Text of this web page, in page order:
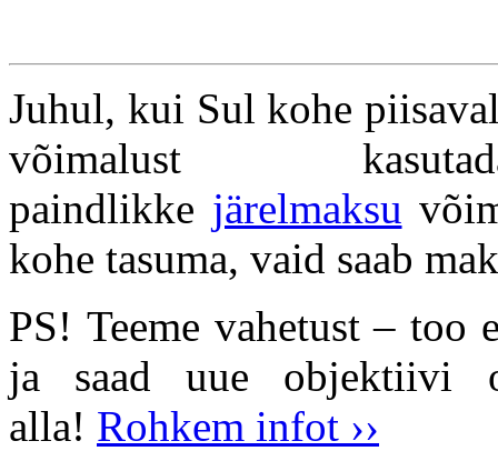
Juhul, kui Sul kohe
võimalust
paindlikke järelmaksu
kohe tasuma, vaid saab
PS! Teeme vahetust – too
ja saad uue objektiivi
alla! Rohkem infot ››